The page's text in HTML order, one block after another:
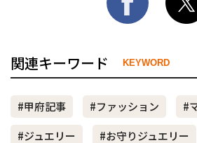
関連キーワード KEYWORD
#甲府記事 #ファッション
#
#ジュエリー
#お守りジュエリー